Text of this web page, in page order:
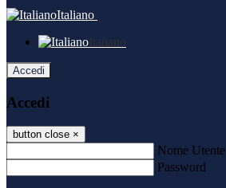
Italiano
Italiano
Accedi
Accedi
button close ×
Nome Utente
Password